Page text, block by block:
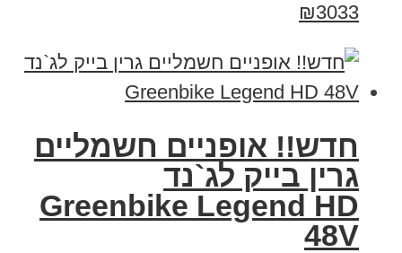
₪3033
חדש!! אופניים חשמליים
גרין בייק לג`נד
Greenbike Legend HD
48V